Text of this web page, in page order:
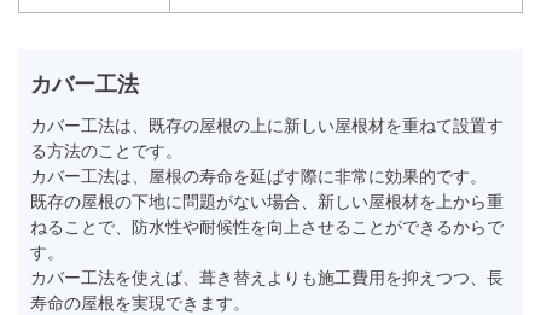
カバー工法
カバー工法は、既存の屋根の上に新しい屋根材を重ねて設置す
る方法のことです。
カバー工法は、屋根の寿命を延ばす際に非常に効果的です。
既存の屋根の下地に問題がない場合、新しい屋根材を上から重
ねることで、防水性や耐候性を向上させることができるからで
す。
カバー工法を使えば、葺き替えよりも施工費用を抑えつつ、長
寿命の屋根を実現できます。